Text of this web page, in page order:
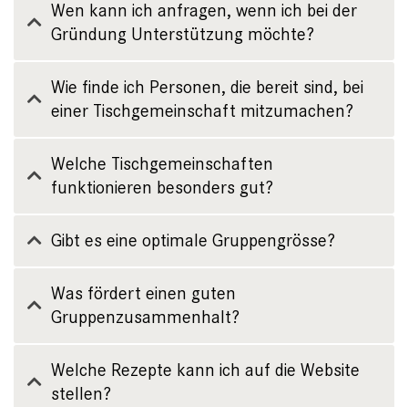
Wen kann ich anfragen, wenn ich bei der
Gründung Unterstützung möchte?
Wie finde ich Personen, die bereit sind, bei
einer Tischgemeinschaft mitzumachen?
Welche Tischgemeinschaften
funktionieren besonders gut?
Gibt es eine optimale Gruppengrösse?
Was fördert einen guten
Gruppenzusammenhalt?
Welche Rezepte kann ich auf die Website
stellen?